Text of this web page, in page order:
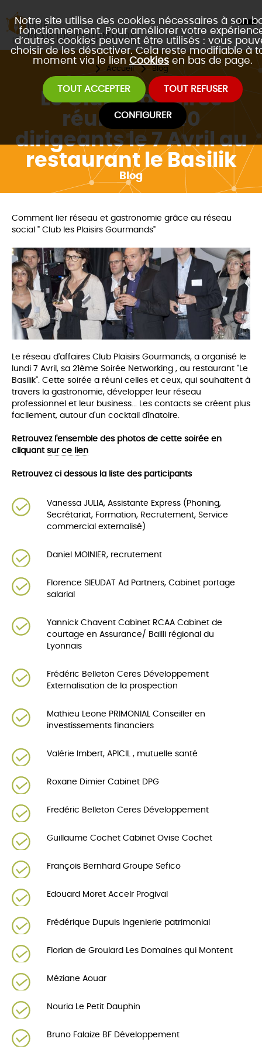
Notre site utilise des cookies nécessaires à son
fonctionnement. Pour améliorer votre
d’autres cookies peuvent être utilisés : vous
choisir de les désactiver. Cela reste modifiable à
moment via le lien Cookies en bas de page.
TOUT ACCEPTER TOUT REFUSER
CONFIGURER
Accueil Blog
Le Club d'affaires
réunissait 40
dirigeants le 7 Avril au
restaurant le Basilik
Blog
Comment lier réseau et gastronomie grâce au réseau
social " Club les Plaisirs Gourmands"
Le réseau d'affaires Club Plaisirs Gourmands, a organisé le
lundi 7 Avril, sa 21ème Soirée Networking , au restaurant "Le
Basilik". Cette soirée a réuni celles et ceux, qui souhaitent à
travers la gastronomie, développer leur réseau
professionnel et leur business... Les contacts se créent plus
facilement, autour d'un cocktail dînatoire.
Retrouvez l'ensemble des photos de cette soirée en
cliquant sur ce lien
Retrouvez ci dessous la liste des participants
Vanessa JULIA, Assistante Express (Phoning,
Secrétariat, Formation, Recrutement, Service
commercial externalisé)
Daniel MOINIER, recrutement
Florence SIEUDAT Ad Partners, Cabinet portage
salarial
Yannick Chavent Cabinet RCAA Cabinet de
courtage en Assurance/ Bailli régional du
Lyonnais
Frédéric Belleton Ceres Développement
Externalisation de la prospection
Mathieu Leone PRIMONIAL Conseiller en
investissements financiers
Valérie Imbert, APICIL , mutuelle santé
Roxane Dimier Cabinet DPG
Fredéric Belleton Ceres Développement
Guillaume Cochet Cabinet Ovise Cochet
François Bernhard Groupe Sefico
Edouard Moret Accelr Progival
Frédérique Dupuis Ingenierie patrimonial
Florian de Groulard Les Domaines qui Montent
Méziane Aouar
Nouria Le Petit Dauphin
Bruno Falaize BF Développement